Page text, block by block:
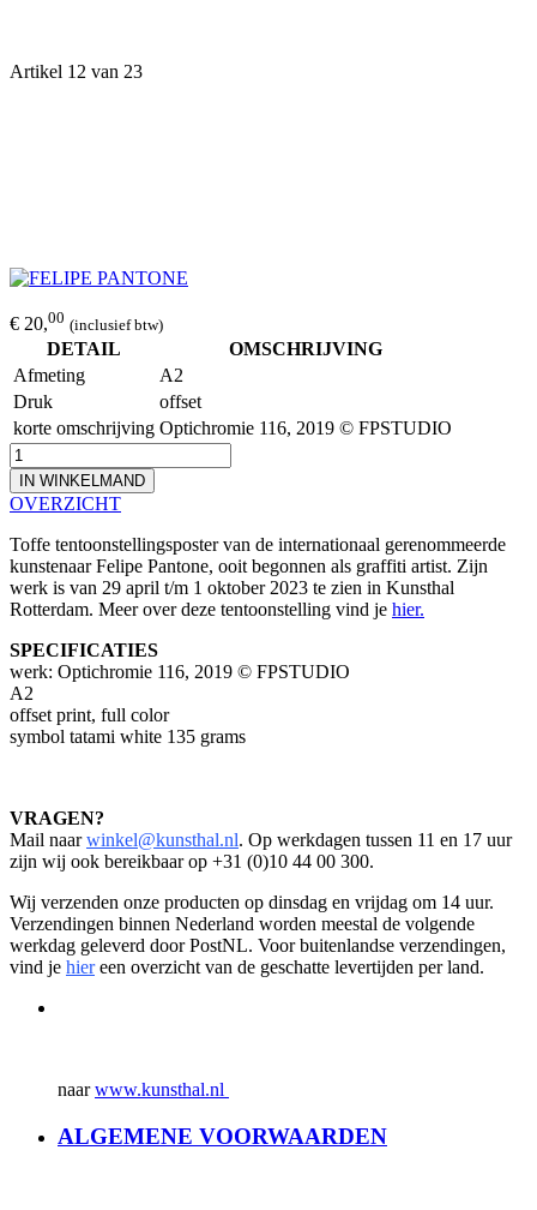
Artikel 12 van 23
€ 20,00 (inclusief btw)
DETAIL
OMSCHRIJVING
Afmeting
A2
Druk
offset
korte omschrijving Optichromie 116, 2019 © FPSTUDIO
IN WINKELMAND
OVERZICHT
Toffe tentoonstellingsposter van de internationaal gerenommeerde
kunstenaar Felipe Pantone, ooit begonnen als graffiti artist. Zijn
werk is van 29 april t/m 1 oktober 2023 te zien in Kunsthal
Rotterdam. Meer over deze tentoonstelling vind je hier.
SPECIFICATIES
werk: Optichromie 116, 2019 © FPSTUDIO
A2
offset print, full color
symbol tatami white 135 grams
VRAGEN?
Mail naarwinkel@kunsthal.nl. Op werkdagen tussen 11 en 17 uur
zijn wij ook bereikbaar op +31 (0)10 44 00 300.
Wij verzenden onze producten op dinsdag en vrijdag om 14 uur.
Verzendingen binnen Nederland worden meestal de volgende
werkdag geleverd door PostNL. Voor buitenlandse verzendingen,
vind je hiereen overzicht van de geschatte levertijden per land.
naarwww.kunsthal.nl
ALGEMENE VOORWAARDEN